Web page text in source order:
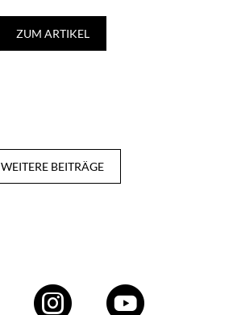
ZUM ARTIKEL
WEITERE BEITRÄGE